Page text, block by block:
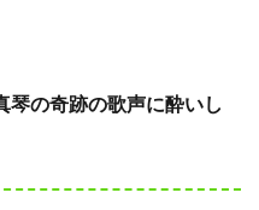
琴の奇跡の歌声に酔いし